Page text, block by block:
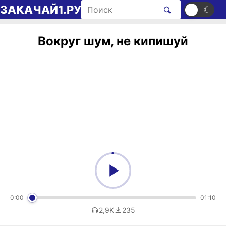
Перейти к содержимому
ЗАКАЧАЙ1.РУ Поиск рингтонов ☀ ☾
Вокруг шум, не кипишуй
0:00 01:10
2,9K 235